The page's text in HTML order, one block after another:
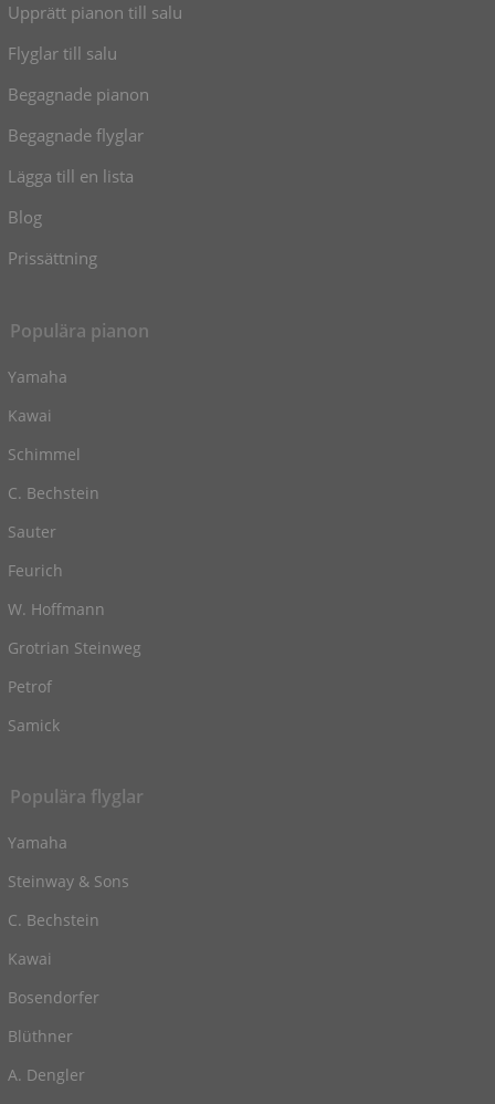
Upprätt pianon till salu
Flyglar till salu
Begagnade pianon
Begagnade flyglar
Lägga till en lista
Blog
Prissättning
Populära pianon
Yamaha
Kawai
Schimmel
C. Bechstein
Sauter
Feurich
W. Hoffmann
Grotrian Steinweg
Petrof
Samick
Populära flyglar
Yamaha
Steinway & Sons
C. Bechstein
Kawai
Bosendorfer
Blüthner
A. Dengler